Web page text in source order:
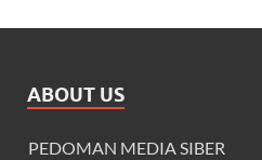
ABOUT US
PEDOMAN MEDIA SIBER